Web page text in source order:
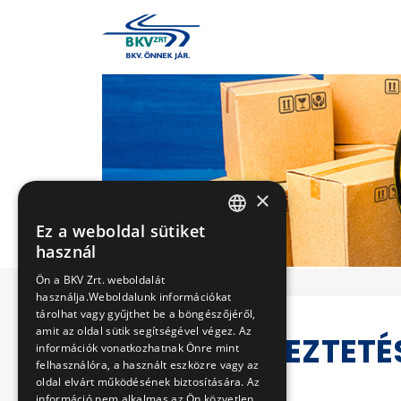
×
Ez a weboldal sütiket
használ
Ön a BKV Zrt. weboldalát
használja.Weboldalunk információkat
tárolhat vagy gyűjthet be a böngészőjéről,
amit az oldal sütik segítségével végez. Az
információk vonatkozhatnak Önre mint
felhasználóra, a használt eszközre vagy az
oldal elvárt működésének biztosítására. Az